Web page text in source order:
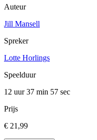
Auteur
Jill Mansell
Spreker
Lotte Horlings
Speelduur
12 uur 37 min 57 sec
Prijs
€ 21,99